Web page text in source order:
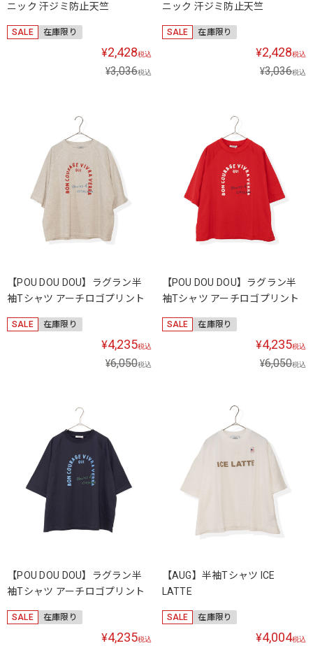
ニック 汗ジミ防止天竺
SALE 在庫限り
¥2,428税込
¥3,036税込
ニック 汗ジミ防止天竺
SALE 在庫限り
¥2,428税込
¥3,036税込
【POU DOU DOU】ラグラン半
袖Tシャツ アーチロゴプリント
SALE 在庫限り
¥4,235税込
¥6,050税込
【POU DOU DOU】ラグラン半
袖Tシャツ アーチロゴプリント
SALE 在庫限り
¥4,235税込
¥6,050税込
【POU DOU DOU】ラグラン半
袖Tシャツ アーチロゴプリント
SALE 在庫限り
¥4,235税込
【AUG】半袖Tシャツ ICE
LATTE
SALE 在庫限り
¥4,004税込